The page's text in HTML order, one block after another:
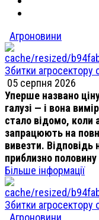
Агроновини
Збитки агросектору
05 серпня 2026
Уперше названо
галузі — і вона
стало відомо, коли
запрацюють на
вивезти. Відповідь
приблизно
Більше інформації
Збитки агросектору
Агроновини